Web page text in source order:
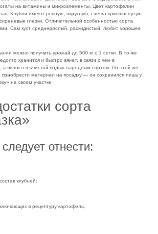
на витамины и микроэлементы. Цвет картофелин
Клубни имеют ровную, округлую, слегка приплюснутую
глазки. Отличительной особенностью сорта
Сам куст среднерослый, раскидистый, любит хорошее
можно получить урожай до 500 кг с 1 сотки. В то же
хранится и быстро вянет, в связи с чем в
является «чистой воды» народным сортом. По этой же
материал на посадку — он сохранился лишь у
на своем участке.
сорта
отнести:
клубней;
в рецептуру картофель;